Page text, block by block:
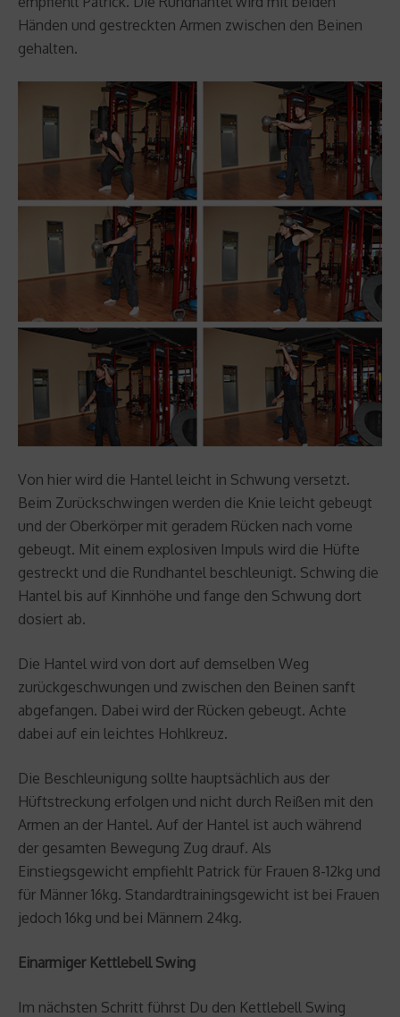
Händen und gestreckten Armen zwischen den Beinen
gehalten.
Von hier wird die Hantel leicht in Schwung versetzt.
Beim Zurückschwingen werden die Knie leicht gebeugt
und der Oberkörper mit geradem Rücken nach vorne
gebeugt. Mit einem explosiven Impuls wird die Hüfte
gestreckt und die Rundhantel beschleunigt. Schwing die
Hantel bis auf Kinnhöhe und fange den Schwung dort
dosiert ab.
Die Hantel wird von dort auf demselben Weg
zurückgeschwungen und zwischen den Beinen sanft
abgefangen. Dabei wird der Rücken gebeugt. Achte
dabei auf ein leichtes Hohlkreuz.
Die Beschleunigung sollte hauptsächlich aus der
Hüftstreckung erfolgen und nicht durch Reißen mit den
Armen an der Hantel. Auf der Hantel ist auch während
der gesamten Bewegung Zug drauf. Als
Einstiegsgewicht empfiehlt Patrick für Frauen 8-12kg und
für Männer 16kg. Standardtrainingsgewicht ist bei Frauen
jedoch 16kg und bei Männern 24kg.
Einarmiger Kettlebell Swing
Im nächsten Schritt führst Du den Kettlebell Swing